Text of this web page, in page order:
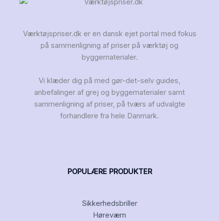
Værktøjspriser.dk er en dansk ejet portal med fokus
på sammenligning af priser på værktøj og
byggematerialer.
Vi klæder dig på med gør-det-selv guides,
anbefalinger af grej og byggematerialer samt
sammenligning af priser, på tværs af udvalgte
forhandlere fra hele Danmark.
POPULÆRE PRODUKTER
Sikkerhedsbriller
Høreværn